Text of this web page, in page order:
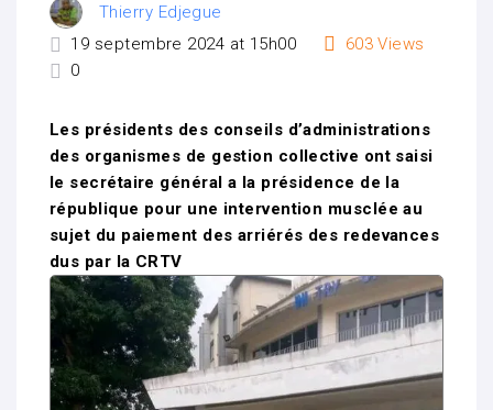
Thierry Edjegue
19 septembre 2024 at 15h00
603 Views
0
Les présidents des conseils d’administrations
des organismes de gestion collective ont saisi
le secrétaire général a la présidence de la
république pour une intervention musclée au
sujet du paiement des arriérés des redevances
dus par la CRTV